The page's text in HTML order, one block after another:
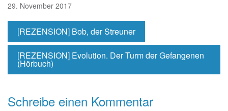
29. November 2017
[REZENSION] Bob, der Streuner
[REZENSION] Evolution. Der Turm der Gefangenen
(Hörbuch)
Schreibe einen Kommentar